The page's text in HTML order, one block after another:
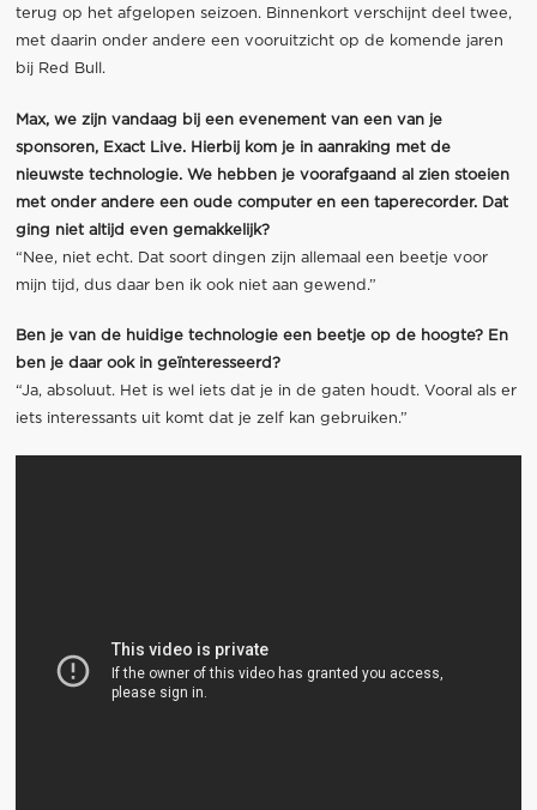
terug op het afgelopen seizoen. Binnenkort verschijnt deel twee,
met daarin onder andere een vooruitzicht op de komende jaren
bij Red Bull.
Max, we zijn vandaag bij een evenement van een van je
sponsoren, Exact Live. Hierbij kom je in aanraking met de
nieuwste technologie. We hebben je voorafgaand al zien stoeien
met onder andere een oude computer en een taperecorder. Dat
ging niet altijd even gemakkelijk?
“Nee, niet echt. Dat soort dingen zijn allemaal een beetje voor
mijn tijd, dus daar ben ik ook niet aan gewend.”
Ben je van de huidige technologie een beetje op de hoogte? En
ben je daar ook in geïnteresseerd?
“Ja, absoluut. Het is wel iets dat je in de gaten houdt. Vooral als er
iets interessants uit komt dat je zelf kan gebruiken.”